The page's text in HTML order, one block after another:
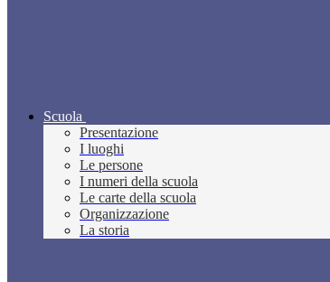
Scuola
Presentazione
I luoghi
Le persone
I numeri della scuola
Le carte della scuola
Organizzazione
La storia